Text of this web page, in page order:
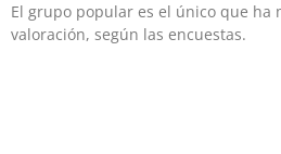
El grupo popular es el único que ha
valoración, según las encuestas.